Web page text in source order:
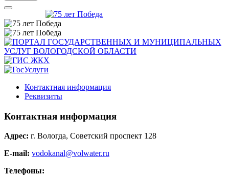
Контактная информация
Реквизиты
Контактная информация
Адрес: г. Вологда, Советский проспект 128
E-mail: vodokanal@volwater.ru
Телефоны: